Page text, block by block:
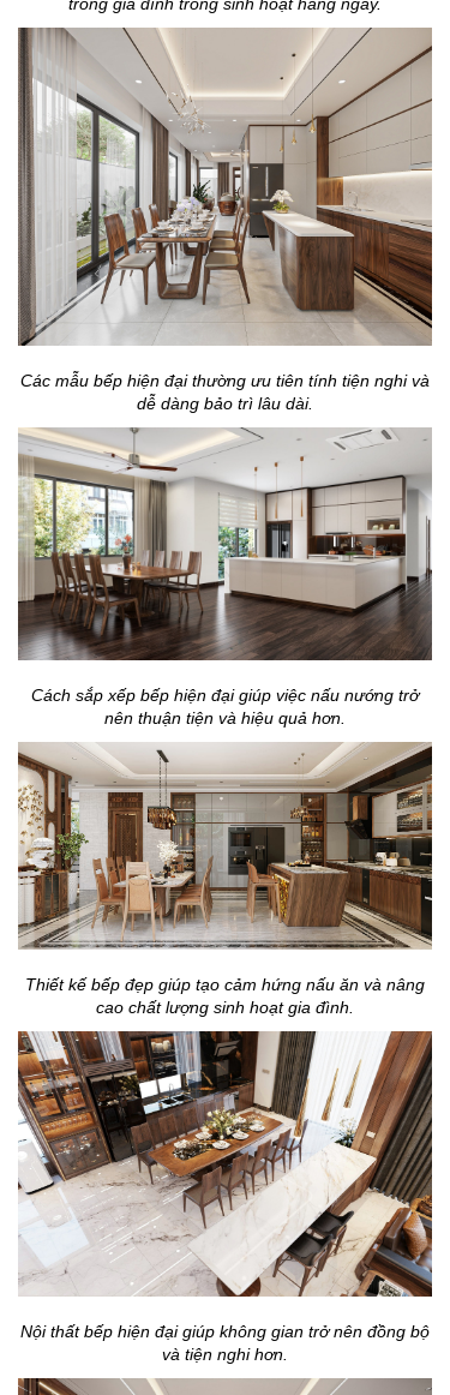
Các mẫu bếp hiện đại thường ưu tiên tính tiện nghi và
dễ dàng bảo trì lâu dài.
Cách sắp xếp bếp hiện đại giúp việc nấu nướng trở
nên thuận tiện và hiệu quả hơn.
Thiết kế bếp đẹp giúp tạo cảm hứng nấu ăn và nâng
cao chất lượng sinh hoạt gia đình.
Nội thất bếp hiện đại giúp không gian trở nên đồng bộ
và tiện nghi hơn.